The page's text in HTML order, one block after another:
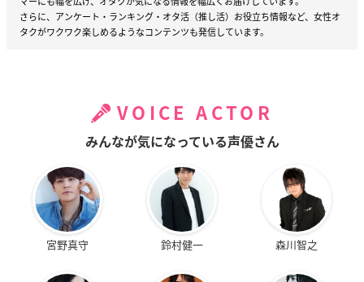
さらに、アンケート・ランキング・オタ活（推し活）お役立ち情報など、女性オ
タクがワクワク楽しめるようなコンテンツも発信しています。
VOICE ACTOR
みんなが気になっている声優さん
宮野真守 鈴村健一 森川智之